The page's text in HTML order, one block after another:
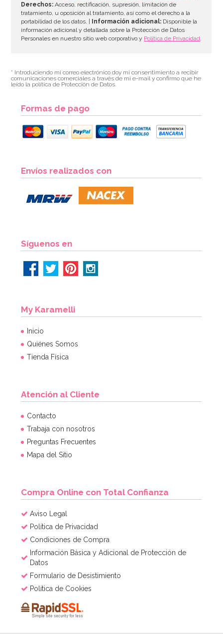
64,95€ 54,55€
Líquido Float Plus para Globos 70 ml
AÑADIR
Derechos: Acceso, rectificación, supresión, limitación de
tratamiento, u oposición al tratamiento, así como el derecho a la
portabilidad de los datos. |
Información adicional: Disponible la
información adicional y detallada sobre la Protección de Datos
Personales en nuestro sitio web corporativo y Política de Privacidad.
* Introduciendo mi correo electrónico doy mi consentimiento a recibir
comunicaciones comerciales a través de mi e-mail y confirmo que he
leído la política de Protección de Datos.
Formas de pago
Envíos realizados con
Síguenos en
My Karamelli
Inicio
Quiénes Somos
Tienda Física
Atención al Cliente
Contacto
Trabaja con nosotros
Preguntas Frecuentes
Mapa del Sitio
Compra Online con Total Confianza
Aviso Legal
Política de Privacidad
Condiciones de Compra
Información Básica y Adicional de Protección de
Datos
Formulario de Desistimiento
Política de Cookies